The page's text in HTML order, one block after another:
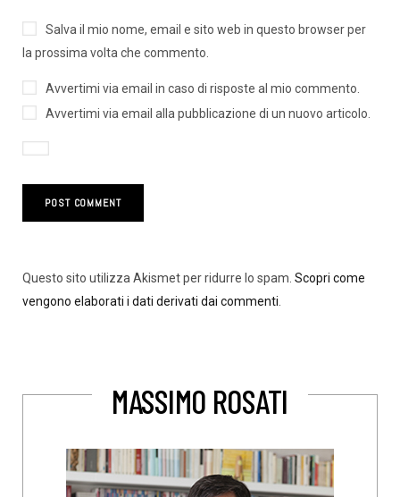
Salva il mio nome, email e sito web in questo browser per
la prossima volta che commento.
Avvertimi via email in caso di risposte al mio commento.
Avvertimi via email alla pubblicazione di un nuovo articolo.
Questo sito utilizza Akismet per ridurre lo spam. Scopri come
vengono elaborati i dati derivati dai commenti
MASSIMO ROSATI